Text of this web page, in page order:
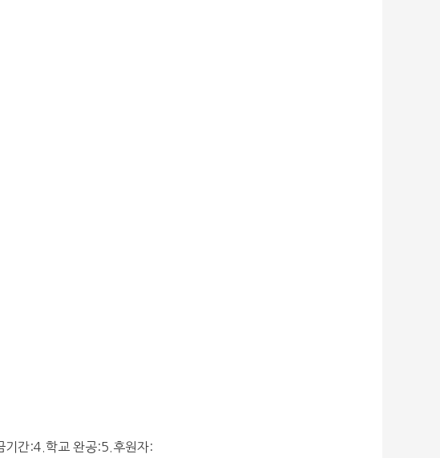
기간:4.학교 완공:5.후원자: